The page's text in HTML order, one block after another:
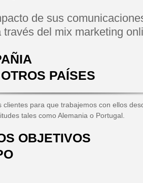
de sus
del mix marketing
PAÍSES
clientes para que trabajemos con ellos
tales como Alemania o Portugal.
OBJETIVOS